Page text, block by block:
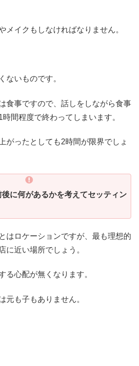
メイクもしなければなりません。
ないものです。
食事ですので、話しをしながら食事
間程度で終わってしまいます。
がったとしても2時間が限界でしょ
に何があるかを考えてセッティン
はロケーションですが、最も理想的
に近い場所でしょう。
る心配が無くなります。
元も子もありません。